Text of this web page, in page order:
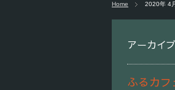
Home 2020年 4
アーカイ
ふるカ